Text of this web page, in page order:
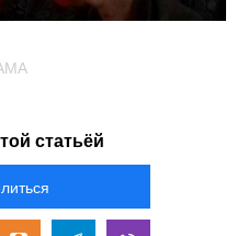
статьёй